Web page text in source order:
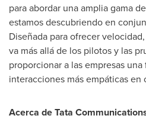
para abordar una amplia gama
estamos descubriendo en
Diseñada para ofrecer
va más allá de los pilotos y las
proporcionar a las empresas
interacciones más empáticas
Acerca de Tata